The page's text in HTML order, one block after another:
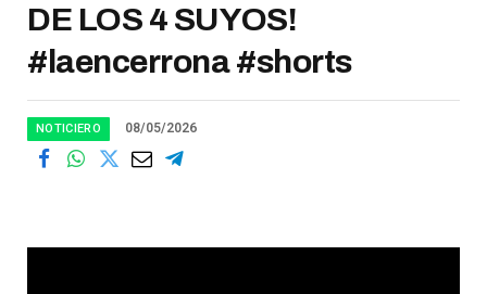
DE LOS 4 SUYOS!
#laencerrona #shorts
NOTICIERO 08/05/2026